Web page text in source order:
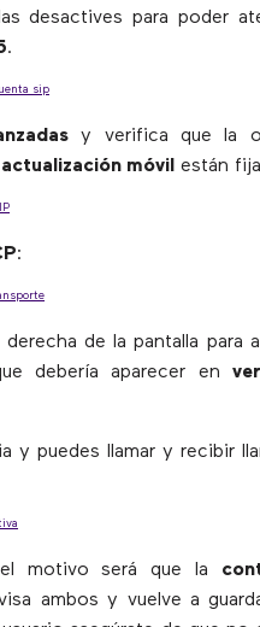
desactives para poder
.
y verifica que la
móvil están
:
de la pantalla para
debería aparecer en
y puedes llamar y recibir
el motivo será que la
ambos y vuelve a